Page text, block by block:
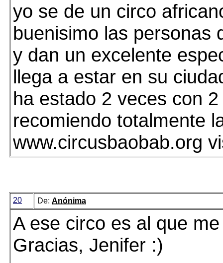
yo se de un circo
buenisimo las personas
y dan un excelente
llega a estar en su
ha estado 2 veces con
recomiendo totalmente
www.circusbaobab.org
20 De: Anónima
A ese circo es al que
Gracias, Jenifer :)